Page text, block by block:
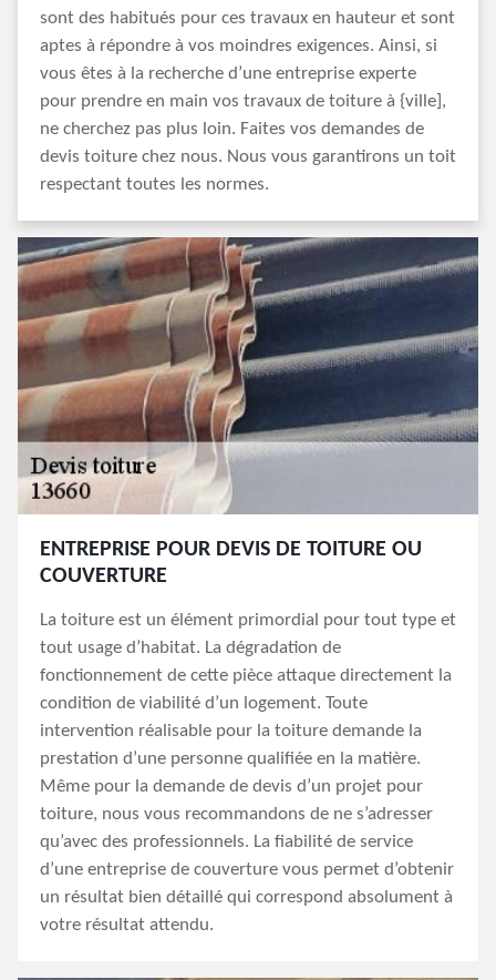
sont des habitués pour ces travaux en hauteur et sont
aptes à répondre à vos moindres exigences. Ainsi, si
vous êtes à la recherche d’une entreprise experte
pour prendre en main vos travaux de toiture à {ville],
ne cherchez pas plus loin. Faites vos demandes de
devis toiture chez nous. Nous vous garantirons un toit
respectant toutes les normes.
ENTREPRISE POUR DEVIS DE TOITURE OU
COUVERTURE
La toiture est un élément primordial pour tout type et
tout usage d’habitat. La dégradation de
fonctionnement de cette pièce attaque directement la
condition de viabilité d’un logement. Toute
intervention réalisable pour la toiture demande la
prestation d’une personne qualifiée en la matière.
Même pour la demande de devis d’un projet pour
toiture, nous vous recommandons de ne s’adresser
qu’avec des professionnels. La fiabilité de service
d’une entreprise de couverture vous permet d’obtenir
un résultat bien détaillé qui correspond absolument à
votre résultat attendu.